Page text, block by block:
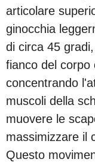
articolare
ginocchia
di circa 45
fianco del corpo
concentrando
muscoli della
muovere le
massimizzare il
Questo